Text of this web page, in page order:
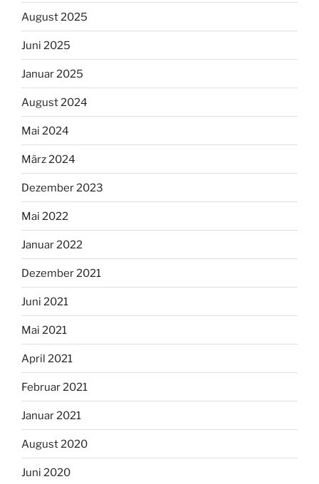
August 2025
Juni 2025
Januar 2025
August 2024
Mai 2024
März 2024
Dezember 2023
Mai 2022
Januar 2022
Dezember 2021
Juni 2021
Mai 2021
April 2021
Februar 2021
Januar 2021
August 2020
Juni 2020